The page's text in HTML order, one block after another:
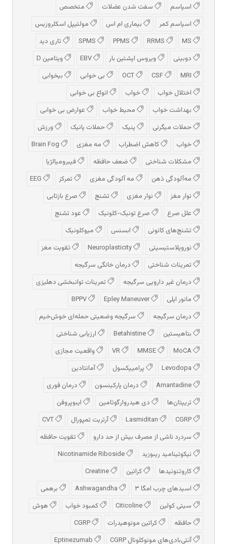
اسپاسم سفت شدن عضلات
متخصص
اسپاسم کمر
بیماری ام اس
مولتیپل اسکلروزیس
تاری دید
دوبینی
ویروس اپشتین بار
ویتامین D
بی خوابی
بیخوابی
اختلال خواب
خواب
انواع بی خوابی
بهداشت خواب
محیط خواب
عوارض بی خوابی
حملات میگرنی
پنیک حملات پانیک
ورزش
خواب
کاهش اضطراب مه مغزی
مشکلات شناختی
ضعف حافظه
فیبرومیالژیا
مه‌آلودگی ذهن
مه‌ آلودگی مغزی تمرکز
نوار مغز
نوار مغزی تشنج
صرع بازتابی
علل صرع
صرع تونیک-کلونیک
عود تشنج
تشنج‌های کانونی
ابسنس
میوکلونیک
نوروپلاستیسیتی
تقویت مغز
تمرینات شناختی
درمان خانگی سرگیجه
درمان غیر دارویی سرگیجه
تمرینات توانبخشی دهلیزی
مانور اپلی
درمان سرگیجه
سرگیجه وضعیتی حمله‌ای خوش‌خیم
بتاهیستین
ارزیابی شناختی
واقعیت مجازی
پرامیپکسول
آمانتادین
درمان پارکینسون
درمان فوری
تریپتان‌ها
دی هیدروارگوتامین
ایبوپروفن
آرتریت تمپورال
سردرد ناشی از مصرف بیش از حد دارو
تقویت حافظه
نیکوتینامید ریبوزید
کاروتنوئیدها
کراتین
اسیدهای چرب امگا ۳
برهمی
سیتی کولین
کمبود خواب
هوش
حافظه
کراتین مونوهیدرات
آنتی‌بادی‌های مونوکلونال CGRP